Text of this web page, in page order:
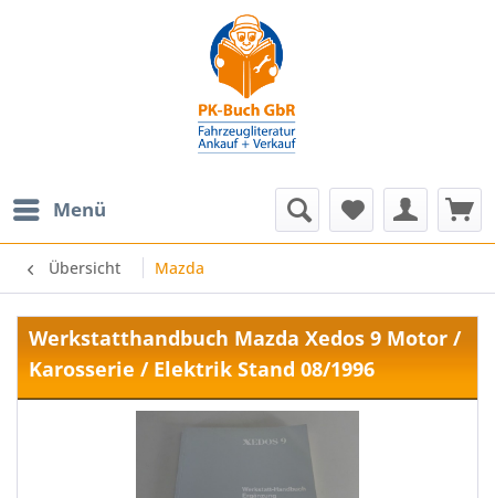
Menü
Übersicht Mazda
Werkstatthandbuch Mazda Xedos 9 Motor /
Karosserie / Elektrik Stand 08/1996